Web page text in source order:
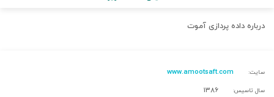
درباره داده پردازی آموت
سایت: www.amootsaft.com
سال تاسیس: ۱۳۸۶